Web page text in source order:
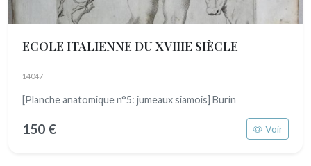
ECOLE ITALIENNE DU XVIIIE SIÈCLE
14047
[Planche anatomique n°5: jumeaux siamois] Burin
150 € Voir